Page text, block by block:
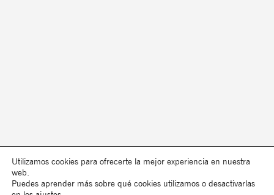
Utilizamos cookies para ofrecerte la mejor experiencia en nuestra
web.
Puedes aprender más sobre qué cookies utilizamos o desactivarlas